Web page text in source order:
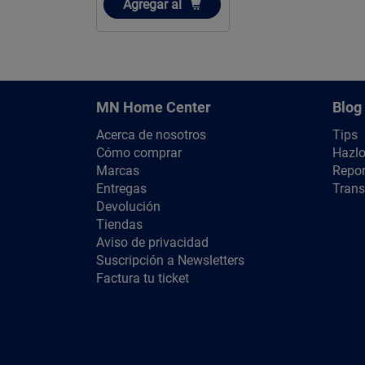
Añadir
Agregar al
MN Home Center
Acerca de nosotros
Cómo comprar
Marcas
Entregas
Devolución
Tiendas
Aviso de privacidad
Suscripción a Newsletters
Factura tu ticket
Blog
Tips